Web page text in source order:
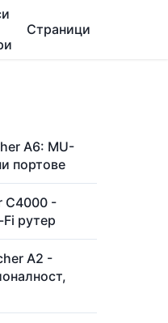
Страници
A6: MU-
портове
C4000 -
рутер
A2 -